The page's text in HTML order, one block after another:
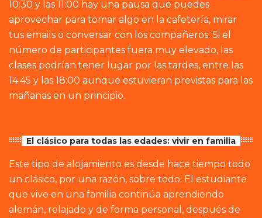
10:30 y las 11:00 hay una pausa que puedes
aprovechar para tomar algo en la cafetería, mirar
tus emails o conversar con los compañeros. Si el
número de participantes fuera muy elevado, las
clases podrían tener lugar por las tardes, entre las
14:45 y las 18:00 aunque estuvieran previstas para las
mañanas en un principio.
El clásico para todas las edades: vivir en familia
Este tipo de alojamiento es desde hace tiempo todo
un clásico, por una razón, sobre todo: El estudiante
que vive en una familia continúa aprendiendo
alemán, relajado y de forma personal, después de